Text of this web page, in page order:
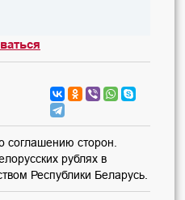
соглашению сторон.
рублях в
Республики Беларусь.